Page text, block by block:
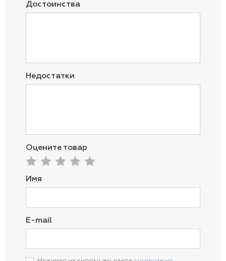
Достоинства
Недостатки
Оцените товар
Имя
E-mail